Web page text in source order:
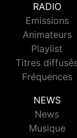
RADIO
Emissions
Animateurs
Playlist
Titres
Fréquences
NEWS
News
Musique